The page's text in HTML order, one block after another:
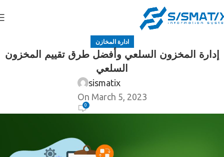
ادارة المخازن
إدارة المخزون السلعي وأفضل طرق تقييم المخزون
السلعي
sismatix
On March 5, 2023
0